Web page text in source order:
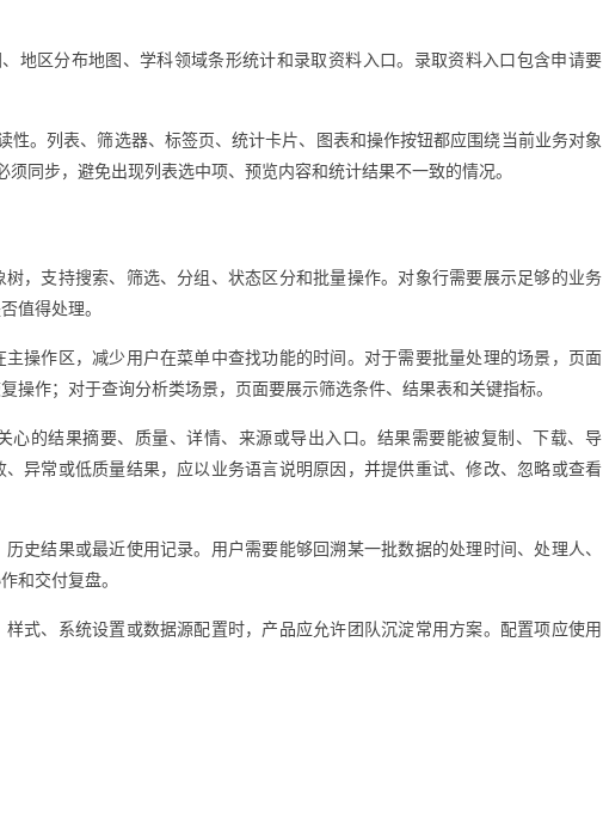
地区分布地图、学科领域条形统计和录取资料入口。录取资料入口包含申请要
性。列表、筛选器、标签页、统计卡片、图表和操作按钮都应围绕当前业务对象
同步，避免出现列表选中项、预览内容和统计结果不一致的情况。
，支持搜索、筛选、分组、状态区分和批量操作。对象行需要展示足够的业务
值得处理。
操作区，减少用户在菜单中查找功能的时间。对于需要批量处理的场景，页面
操作；对于查询分析类场景，页面要展示筛选条件、结果表和关键指标。
心的结果摘要、质量、详情、来源或导出入口。结果需要能被复制、下载、导
异常或低质量结果，应以业务语言说明原因，并提供重试、修改、忽略或查看
史结果或最近使用记录。用户需要能够回溯某一批数据的处理时间、处理人、
和交付复盘。
式、系统设置或数据源配置时，产品应允许团队沉淀常用方案。配置项应使用